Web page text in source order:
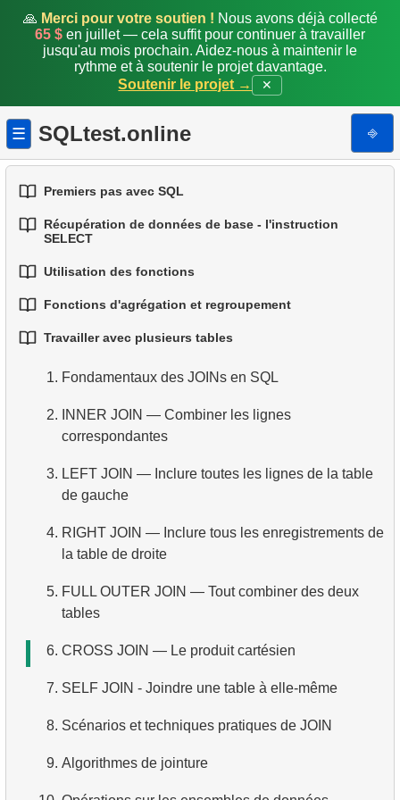
🙏 Merci pour votre soutien ! Nous avons déjà collecté
65 $ en juillet — cela suffit pour continuer à travailler
jusqu'au mois prochain. Aidez-nous à maintenir le
rythme et à soutenir le projet davantage.
Soutenir le projet →
✕
☰ SQLtest.online ⎆
Premiers pas avec SQL
1.Introduction aux bases de données
2.Types de bases de données
3.Concepts des bases relationnelles
4.Types de données de base
5. Comprendre les valeurs NULL en SQL
6. Aperçu du SQL
Récupération de données de base - l'instruction
SELECT
1.Sélectionner des données d'une table
Filtrage des données
Trier les résultats
6. Limiter les résultats avec LIMIT et OFFSET
Tout combiner : WHERE, ORDER BY et LIMIT
Utilisation des fonctions
1.Fonctions SQL intégrées
Fonctions de chaîne courantes
3. Fonctions mathématiques courantes
4. Fonctions de date et d’heure
Fonctions d'agrégation et regroupement
1.Fonctions d'agrégation de base
2. Regrouper les données
3. Filtrer les données groupées
Agrégation avancée
Travailler avec plusieurs tables
1. Fondamentaux des JOINs en SQL
2.
INNER JOIN — Combiner les lignes
correspondantes
3. LEFT JOIN — Inclure toutes les lignes de la table
de gauche
4. RIGHT JOIN — Inclure tous les enregistrements de
la table de droite
5. FULL OUTER JOIN — Tout combiner des deux
tables
6. CROSS JOIN — Le produit cartésien
7. SELF JOIN - Joindre une table à elle-même
8. Scénarios et techniques pratiques de JOIN
9. Algorithmes de jointure